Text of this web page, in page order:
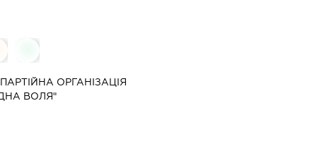
ОРГАНІЗАЦІЯ
ВОЛЯ"